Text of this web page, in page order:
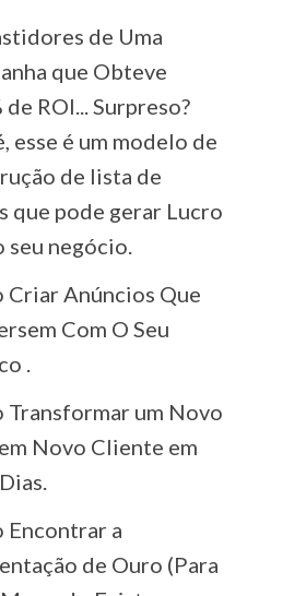
de Uma
que Obteve
de ROI... Surpreso?
esse é um modelo de
de lista de
que pode gerar Lucro
seu negócio.
Criar Anúncios Que
Com O Seu
.
Transformar um Novo
Novo Cliente em
Encontrar a
de Ouro (Para